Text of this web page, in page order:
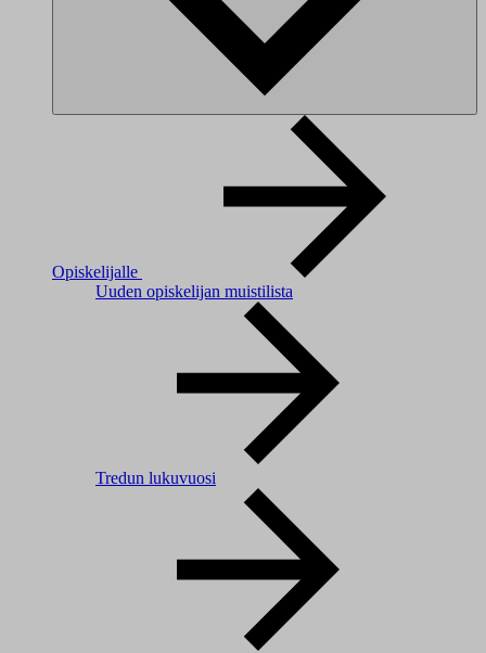
Opiskelijalle
Uuden opiskelijan muistilista
Tredun lukuvuosi